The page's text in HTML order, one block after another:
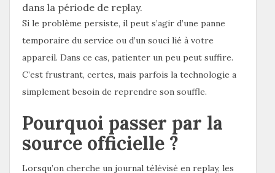
dans la période de replay.
Si le problème persiste, il peut s’agir d’une panne
temporaire du service ou d’un souci lié à votre
appareil. Dans ce cas, patienter un peu peut suffire.
C’est frustrant, certes, mais parfois la technologie a
simplement besoin de reprendre son souffle.
Pourquoi passer par la
source officielle ?
Lorsqu’on cherche un journal télévisé en replay, les